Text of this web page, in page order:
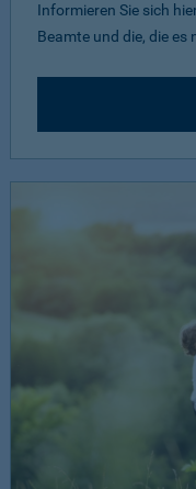
Informieren Sie sich
Beamte und die, die es